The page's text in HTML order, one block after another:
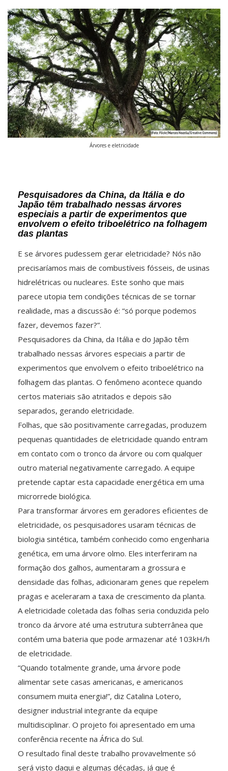
Árvores e eletricidade
Pesquisadores da China, da Itália e do
Japão têm trabalhado nessas árvores
especiais a partir de experimentos que
envolvem o efeito triboelétrico na folhagem
das plantas
E se árvores pudessem gerar eletricidade? Nós não
precisaríamos mais de combustíveis fósseis, de usinas
hidrelétricas ou nucleares. Este sonho que mais
parece utopia tem condições técnicas de se tornar
realidade, mas a discussão é: “só porque podemos
fazer, devemos fazer?”.
Pesquisadores da China, da Itália e do Japão têm
trabalhado nessas árvores especiais a partir de
experimentos que envolvem o efeito triboelétrico na
folhagem das plantas. O fenômeno acontece quando
certos materiais são atritados e depois são
separados, gerando eletricidade.
Folhas, que são positivamente carregadas, produzem
pequenas quantidades de eletricidade quando entram
em contato com o tronco da árvore ou com qualquer
outro material negativamente carregado. A equipe
pretende captar esta capacidade energética em uma
microrrede biológica.
Para transformar árvores em geradores eficientes de
eletricidade, os pesquisadores usaram técnicas de
biologia sintética, também conhecido como engenharia
genética, em uma árvore olmo. Eles interferiram na
formação dos galhos, aumentaram a grossura e
densidade das folhas, adicionaram genes que repelem
pragas e aceleraram a taxa de crescimento da planta.
A eletricidade coletada das folhas seria conduzida pelo
tronco da árvore até uma estrutura subterrânea que
contém uma bateria que pode armazenar até 103kH/h
de eletricidade.
“Quando totalmente grande, uma árvore pode
alimentar sete casas americanas, e americanos
consumem muita energia!”, diz Catalina Lotero,
designer industrial integrante da equipe
multidisciplinar. O projeto foi apresentado em uma
conferência recente na África do Sul.
O resultado final deste trabalho provavelmente só
será visto daqui e algumas décadas, já que é